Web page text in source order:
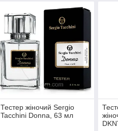
Тестер жіночий Sergio
Tacchini Donna, 63 мл